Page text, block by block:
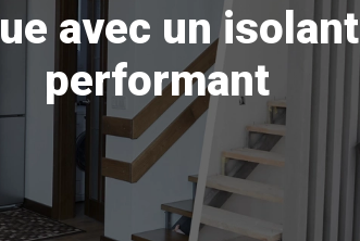
avec un
performant